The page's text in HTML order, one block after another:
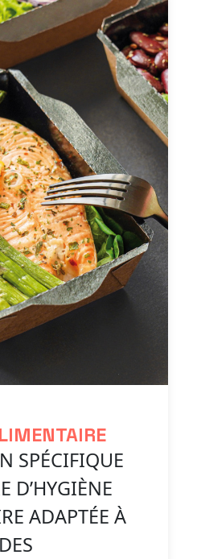
SPÉCIFIQUE
D’HYGIÈNE
ADAPTÉE À